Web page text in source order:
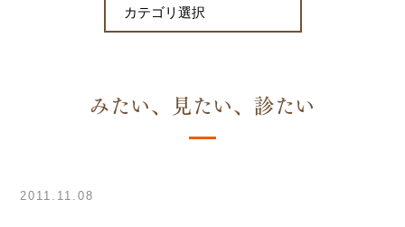
みたい、見たい、診たい
2011.11.08